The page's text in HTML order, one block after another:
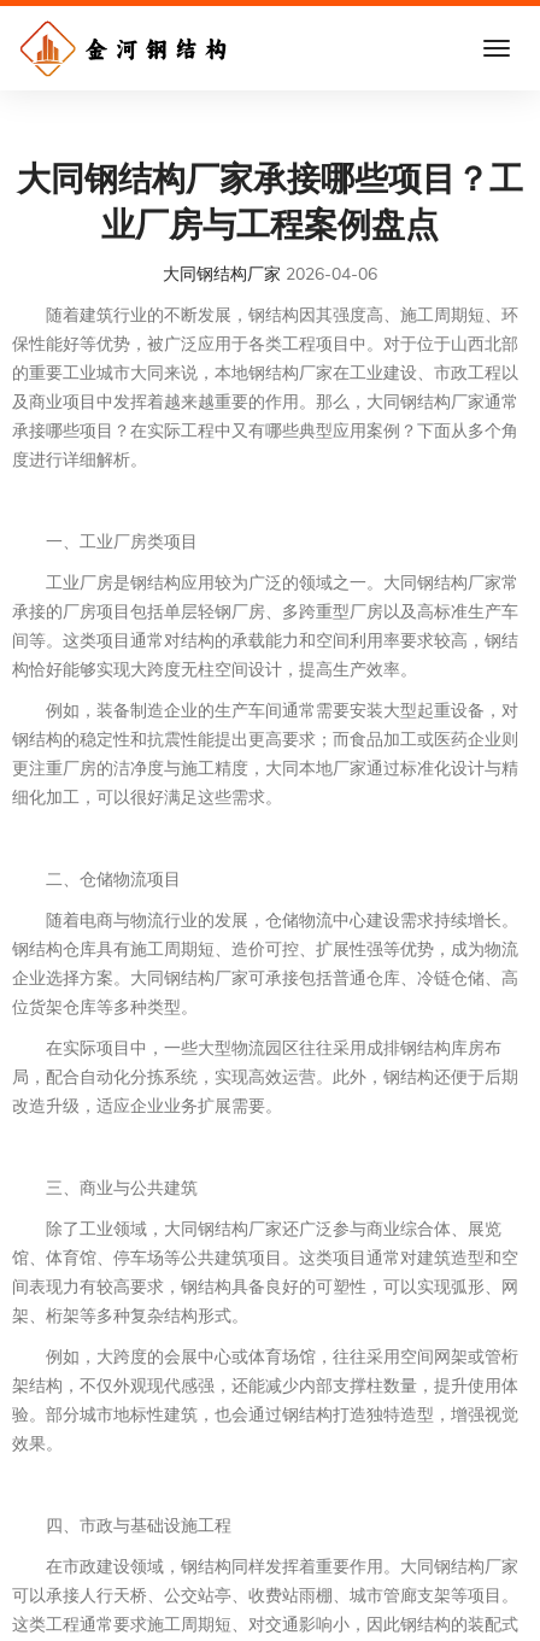
大同钢结构厂家承接哪些项目？工
业厂房与工程案例盘点
大同钢结构厂家 2026-04-06
随着建筑行业的不断发展，钢结构因其强度高、施工周期短、环
保性能好等优势，被广泛应用于各类工程项目中。对于位于山西北部
的重要工业城市大同来说，本地钢结构厂家在工业建设、市政工程以
及商业项目中发挥着越来越重要的作用。那么，大同钢结构厂家通常
承接哪些项目？在实际工程中又有哪些典型应用案例？下面从多个角
度进行详细解析。
一、工业厂房类项目
工业厂房是钢结构应用较为广泛的领域之一。大同钢结构厂家常
承接的厂房项目包括单层轻钢厂房、多跨重型厂房以及高标准生产车
间等。这类项目通常对结构的承载能力和空间利用率要求较高，钢结
构恰好能够实现大跨度无柱空间设计，提高生产效率。
例如，装备制造企业的生产车间通常需要安装大型起重设备，对
钢结构的稳定性和抗震性能提出更高要求；而食品加工或医药企业则
更注重厂房的洁净度与施工精度，大同本地厂家通过标准化设计与精
细化加工，可以很好满足这些需求。
二、仓储物流项目
随着电商与物流行业的发展，仓储物流中心建设需求持续增长。
钢结构仓库具有施工周期短、造价可控、扩展性强等优势，成为物流
企业选择方案。大同钢结构厂家可承接包括普通仓库、冷链仓储、高
位货架仓库等多种类型。
在实际项目中，一些大型物流园区往往采用成排钢结构库房布
局，配合自动化分拣系统，实现高效运营。此外，钢结构还便于后期
改造升级，适应企业业务扩展需要。
三、商业与公共建筑
除了工业领域，大同钢结构厂家还广泛参与商业综合体、展览
馆、体育馆、停车场等公共建筑项目。这类项目通常对建筑造型和空
间表现力有较高要求，钢结构具备良好的可塑性，可以实现弧形、网
架、桁架等多种复杂结构形式。
例如，大跨度的会展中心或体育场馆，往往采用空间网架或管桁
架结构，不仅外观现代感强，还能减少内部支撑柱数量，提升使用体
验。部分城市地标性建筑，也会通过钢结构打造独特造型，增强视觉
效果。
四、市政与基础设施工程
在市政建设领域，钢结构同样发挥着重要作用。大同钢结构厂家
可以承接人行天桥、公交站亭、收费站雨棚、城市管廊支架等项目。
这类工程通常要求施工周期短、对交通影响小，因此钢结构的装配式